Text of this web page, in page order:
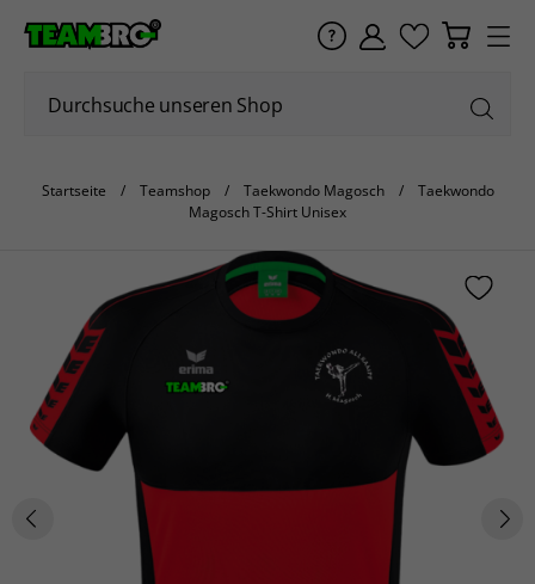
Startseite Teamshop Taekwondo Magosch
Taekwondo
Magosch T-Shirt Unisex